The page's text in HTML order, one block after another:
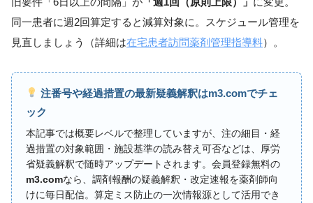
同一患者に週2回算定すると減算対象に。スケジュール管理を
見直しましょう（詳細は在宅患者訪問薬剤管理指導料）。
注番号や経過措置の最新疑義解釈はm3.comでチェ
ック
本記事では概要レベルで整理していますが、注の細目・経
過措置の対象範囲・施設基準の読み替え可否などは、厚労
省疑義解釈で随時アップデートされます。会員登録無料の
m3.comなら、調剤報酬の疑義解釈・改定速報を薬剤師向
けに毎日配信。算定ミス防止の一次情報源として活用でき